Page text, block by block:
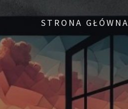
STRONA GŁÓWNA